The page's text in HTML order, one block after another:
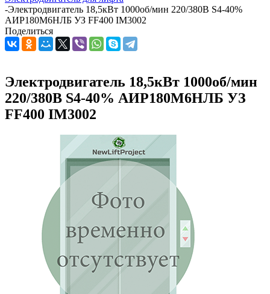
-Электродвигатель 18,5кВт 1000об/мин 220/380В S4-40%
АИР180М6НЛБ УЗ FF400 IM3002
Поделиться
Электродвигатель 18,5кВт 1000об/мин
220/380В S4-40% АИР180М6НЛБ УЗ
FF400 IM3002